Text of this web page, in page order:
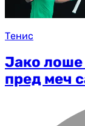
Тенис
Јако лоше
пред меч